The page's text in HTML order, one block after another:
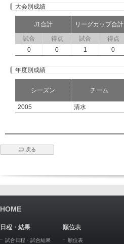
大会別成績
J1合計 リーグカップ合計
試合
得点 試合 得点
0
0 1 0
年度別成績
シーズン チーム
2005
清水
戻る
HOME
日程・結果
試合日程・試合結果
順位表
順位表